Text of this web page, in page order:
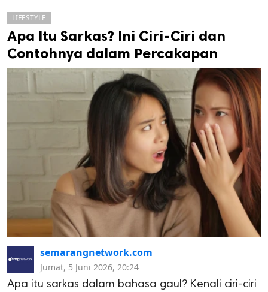
LIFESTYLE
Apa Itu Sarkas? Ini Ciri-Ciri dan
Contohnya dalam Percakapan
semarangnetwork.com
Jumat, 5 Juni 2026, 20:24
Apa itu sarkas dalam bahasa gaul? Kenali ciri-ciri